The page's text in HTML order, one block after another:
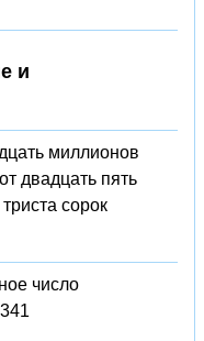
и
миллионов
двадцать пять
сорок
число